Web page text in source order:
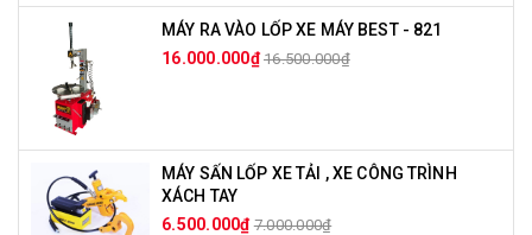
MÁY RA VÀO LỐP XE MÁY BEST - 821
16.000.000₫ 16.500.000₫
MÁY SẤN LỐP XE TẢI , XE CÔNG TRÌNH
XÁCH TAY
6.500.000₫ 7.000.000₫